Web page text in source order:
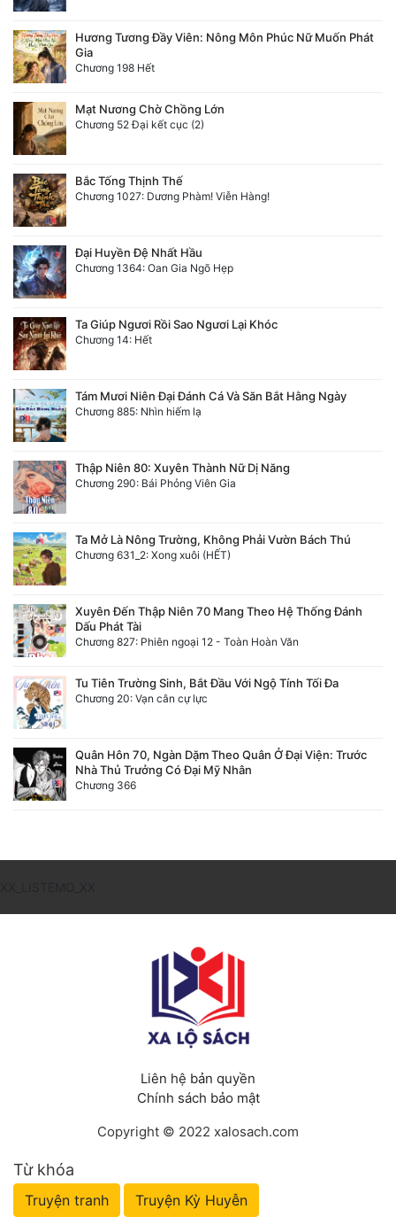
Đẹp
Tính Cách Nhân Vật :
Cơ Trí
Sát Phạt Quyết Đoán
Vô Sỉ
Điềm Đạm
Hương Tương Đầy Viên: Nông Môn Phúc Nữ Muốn Phát
Gia
Chương 198 Hết
Mạt Nương Chờ Chồng Lớn
Chương 52 Đại kết cục (2)
Bắc Tống Thịnh Thế
Chương 1027: Dương Phàm! Viễn Hàng!
Đại Huyền Đệ Nhất Hầu
Chương 1364: Oan Gia Ngõ Hẹp
Ta Giúp Ngươi Rồi Sao Ngươi Lại Khóc
Chương 14: Hết
Tám Mươi Niên Đại Đánh Cá Và Săn Bắt Hằng Ngày
Chương 885: Nhìn hiếm lạ
Thập Niên 80: Xuyên Thành Nữ Dị Năng
Chương 290: Bái Phỏng Viên Gia
Ta Mở Là Nông Trường, Không Phải Vườn Bách Thú
Chương 631_2: Xong xuôi (HẾT)
Xuyên Đến Thập Niên 70 Mang Theo Hệ Thống Đánh
Dấu Phát Tài
Chương 827: Phiên ngoại 12 - Toàn Hoàn Văn
Tu Tiên Trường Sinh, Bắt Đầu Với Ngộ Tính Tối Đa
Chương 20: Vạn cân cự lực
Quân Hôn 70, Ngàn Dặm Theo Quân Ở Đại Viện: Trước
Nhà Thủ Trưởng Có Đại Mỹ Nhân
Chương 366
Liên hệ bản quyền
Chính sách bảo mật
Copyright © 2022 xalosach.com
Từ khóa
Truyện tranh Truyện Kỳ Huyễn